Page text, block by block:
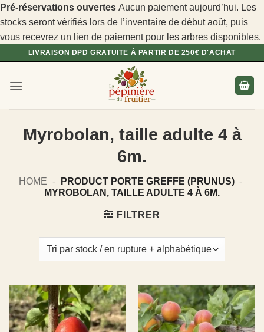
Pré-réservations ouvertes Aucun paiement aujourd’hui. Les
stocks seront vérifiés lors de l’inventaire de début août, puis
vous recevrez un lien de paiement pour les arbres disponibles.
Passer
contenu
LIVRAISON DPD GRATUITE À PARTIR DE 250€ D'ACHAT
Myrobolan, taille adulte 4 à
6m.
HOME - PRODUCT PORTE GREFFE (PRUNUS) -
MYROBOLAN, TAILLE ADULTE 4 À 6M.
FILTRER